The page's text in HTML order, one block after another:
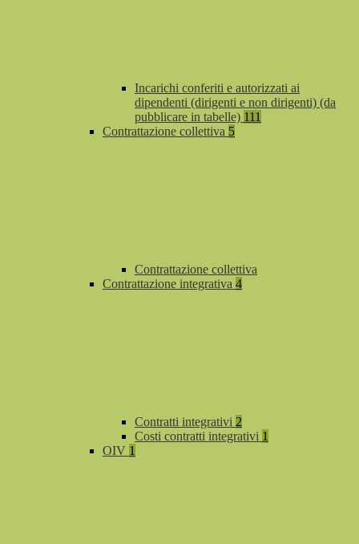
Incarichi conferiti e autorizzati ai
dipendenti (dirigenti e non dirigenti) (da
pubblicare in tabelle) 111
Contrattazione collettiva 5
Contrattazione collettiva
Contrattazione integrativa 4
Contratti integrativi 2
Costi contratti integrativi 1
OIV 1